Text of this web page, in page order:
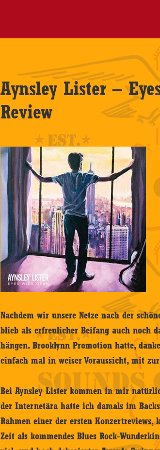
Aynsley Lister –
Review
Nachdem wir unsere Netze nach der
blieb als erfreulicher Beifang auch noch
hängen. Brooklynn Promotion hatte,
einfach mal in weiser Voraussicht, mit
Bei Aynsley Lister kommen in mir
der Internetära hatte ich damals im
Rahmen einer der ersten Konzertreviews,
Zeit als kommendes Blues Rock-